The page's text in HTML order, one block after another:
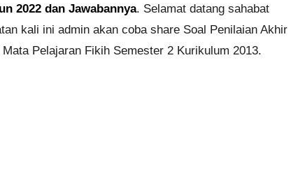
2022 dan Jawabannya. Selamat datang sahabat
kali ini admin akan coba share Soal Penilaian Akhir
Pelajaran Fikih Semester 2 Kurikulum 2013.